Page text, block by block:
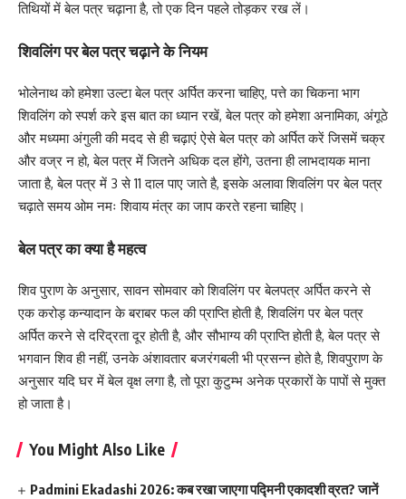
तिथियों में बेल पत्र चढ़ाना है, तो एक दिन पहले तोड़कर रख लें।
शिवलिंग पर बेल पत्र चढ़ाने के नियम
भोलेनाथ को हमेशा उल्टा बेल पत्र अर्पित करना चाहिए, पत्ते का चिकना भाग
शिवलिंग को स्पर्श करे इस बात का ध्यान रखें, बेल पत्र को हमेशा अनामिका, अंगूठे
और मध्यमा अंगुली की मदद से ही चढ़ाएं ऐसे बेल पत्र को अर्पित करें जिसमें चक्र
और वज्र न हो, बेल पत्र में जितने अधिक दल होंगे, उतना ही लाभदायक माना
जाता है, बेल पत्र में 3 से 11 दाल पाए जाते है, इसके अलावा शिवलिंग पर बेल पत्र
चढ़ाते समय ओम नमः शिवाय मंत्र का जाप करते रहना चाहिए।
बेल पत्र का क्या है महत्व
शिव पुराण के अनुसार, सावन सोमवार को शिवलिंग पर बेलपत्र अर्पित करने से
एक करोड़ कन्यादान के बराबर फल की प्राप्ति होती है, शिवलिंग पर बेल पत्र
अर्पित करने से दरिद्रता दूर होती है, और सौभाग्य की प्राप्ति होती है, बेल पत्र से
भगवान शिव ही नहीं, उनके अंशावतार बजरंगबली भी प्रसन्न होते है, शिवपुराण के
अनुसार यदि घर में बेल वृक्ष लगा है, तो पूरा कुटुम्भ अनेक प्रकारों के पापों से मुक्त
हो जाता है।
You Might Also Like
Padmini Ekadashi 2026: कब रखा जाएगा पद्मिनी एकादशी व्रत? जानें